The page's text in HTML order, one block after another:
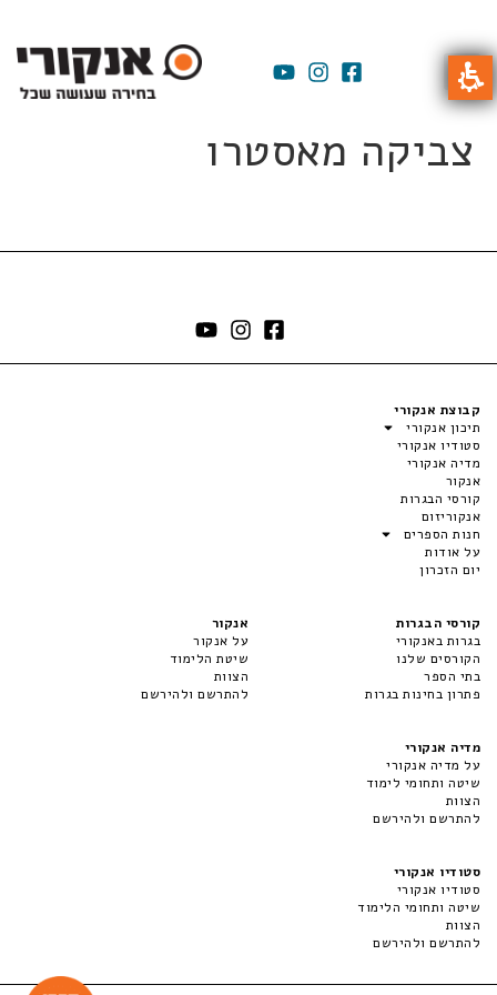
צביקה מאסטרו
קבוצת אנקורי
תיכון אנקורי
סטודיו אנקורי
מדיה אנקורי
אנקור
קורסי הבגרות
אנקוריזום
חנות הספרים
על אודות
יום הזכרון
קורסי הבגרות
בגרות באנקורי
הקורסים שלנו
בתי הספר
פתרון בחינות בגרות
אנקור
על אנקור
שיטת הלימוד
הצוות
להתרשם ולהירשם
מדיה אנקורי
על מדיה אנקורי
שיטה ותחומי לימוד
הצוות
להתרשם ולהירשם
סטודיו אנקורי
סטודיו אנקורי
שיטה ותחומי הלימוד
הצוות
להתרשם ולהירשם